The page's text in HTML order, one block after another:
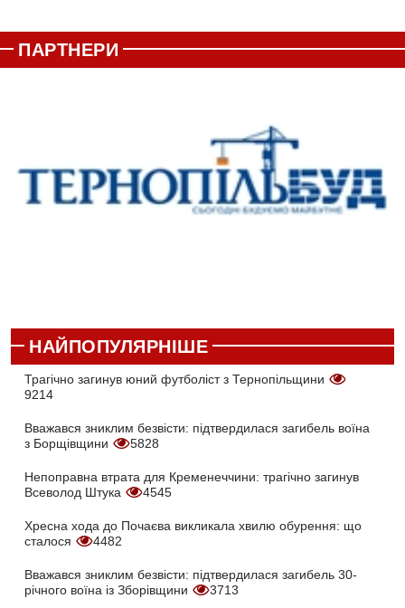
ПАРТНЕРИ
НАЙПОПУЛЯРНІШЕ
Трагічно загинув юний футболіст з Тернопільщини
9214
Вважався зниклим безвісти: підтвердилася загибель воїна
з Борщівщини
5828
Непоправна втрата для Кременеччини: трагічно загинув
Всеволод Штука
4545
Хресна хода до Почаєва викликала хвилю обурення: що
сталося
4482
Вважався зниклим безвісти: підтвердилася загибель 30-
річного воїна із Зборівщини
3713